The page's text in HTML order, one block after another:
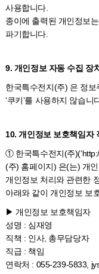
사용합니다.
종이에 출력된 개인정보
파기합니다.
9. 개인정보 자동 수집 장
한국특수전지(주) 은 정
‘쿠키’를 사용하지 않습니
10. 개인정보 보호책임자
① 한국특수전지(주
(주) 홈페이지) 은(는) 개
개인정보 처리와 관련한
아래와 같이 개인정보 보
▶ 개인정보 보호책임자
성명 : 심재영
직책 : 인사, 총무담당자
직급 : 책임
연락처 : 055-239-5833,